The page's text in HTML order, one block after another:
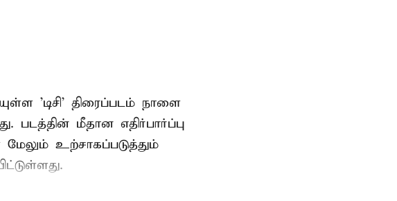
'டிசி' திரைப்படம் நாளை
படத்தின் மீதான எதிர்பார்ப்பு
மேலும் உற்சாகப்படுத்தும்